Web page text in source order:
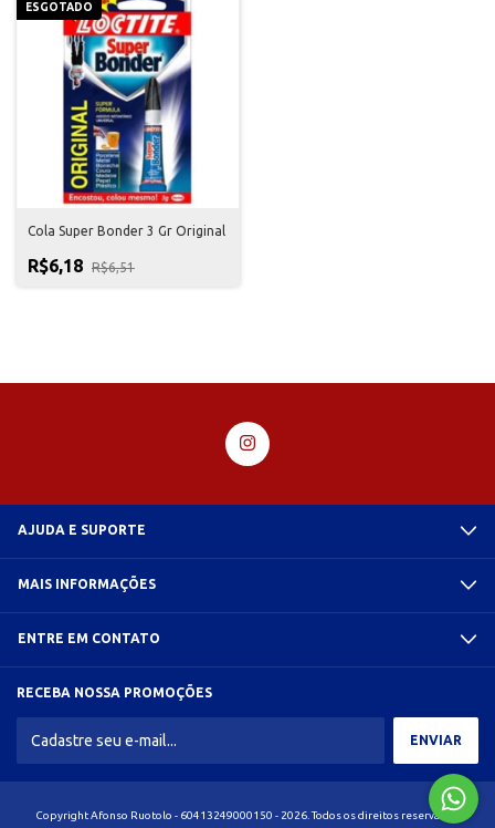
ESGOTADO
Cola Super Bonder 3 Gr Original
R$6,18 R$6,51
AJUDA E SUPORTE
MAIS INFORMAÇÕES
ENTRE EM CONTATO
RECEBA NOSSA PROMOÇÕES
Copyright Afonso Ruotolo - 60413249000150 - 2026. Todos os direitos reservados.